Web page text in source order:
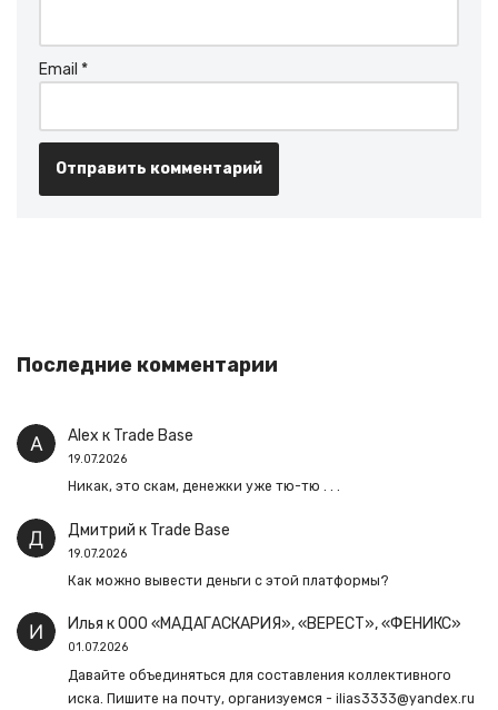
Email *
Последние комментарии
Alex к Trade Base
19.07.2026
Никак, это скам, денежки уже тю-тю . . .
Дмитрий к Trade Base
19.07.2026
Как можно вывести деньги с этой платформы?
Илья кООО «МАДАГАСКАРИЯ», «ВЕРЕСТ», «ФЕНИКС»
01.07.2026
Давайте объединяться для составления коллективного
иска. Пишите на почту, организуемся - ilias3333@yandex.ru